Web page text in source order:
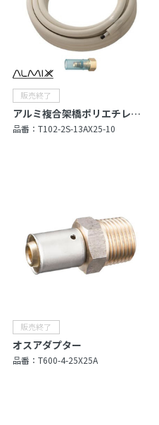
アルミ複合架橋ポリエチレン管セット
品番： T102-2S-13AX25-10
オスアダプター
品番： T600-4-25X25A